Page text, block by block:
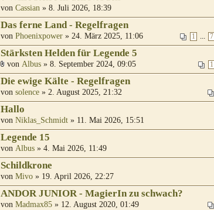
von Cassian » 8. Juli 2026, 18:39
Das ferne Land - Regelfragen
1 ... 7
von Phoenixpower » 24. März 2025, 11:06
Stärksten Helden für Legende 5
1
von Albus » 8. September 2024, 09:05
Die ewige Kälte - Regelfragen
von solence » 2. August 2025, 21:32
Hallo
von Niklas_Schmidt » 11. Mai 2026, 15:51
Legende 15
von Albus » 4. Mai 2026, 11:49
Schildkrone
von Mivo » 19. April 2026, 22:27
ANDOR JUNIOR - MagierIn zu schwach?
von Madmax85 » 12. August 2020, 01:49